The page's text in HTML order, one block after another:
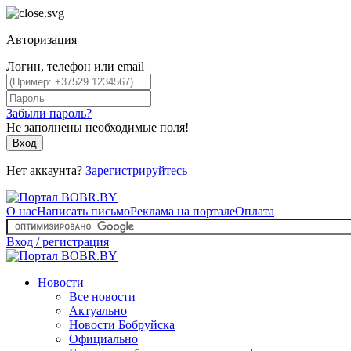
Авторизация
Логин, телефон или email
Забыли пароль?
Не заполнены необходимые поля!
Вход
Нет аккаунта? Зарегистрируйтесь
О насНаписать письмоРеклама на порталеОплата
Вход / регистрация
Новости
Все новости
Актуально
Новости Бобруйска
Официально